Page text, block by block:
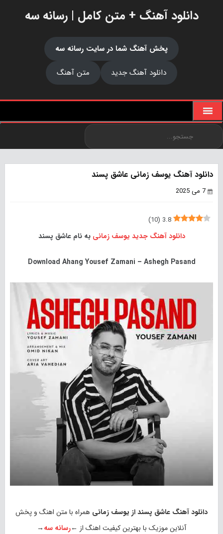
دانلود آهنگ + متن کامل | رسانه سه
پخش آهنگ شما در سایت رسانه سه
دانلود آهنگ جدید
متن آهنگ
دانلود آهنگ یوسف زمانی عاشق پسند
7 می 2025
3.8
(
10
)
دانلود آهنگ جدید یوسف زمانی به نام عاشق پسند
Download Ahang Yousef Zamani – Ashegh Pasand
دانلود آهنگ عاشق پسند از یوسف زمانی همراه با متن اهنگ و پخش
آنلاین موزیک با بهترین کیفیت اهنگ از ←رسانه سه→